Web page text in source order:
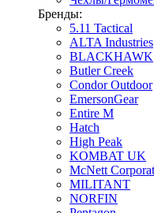
Бренды:
5.11 Tactical
ALTA Industries
BLACKHAWK
Butler Creek
Condor Outdoor
EmersonGear
Entire M
Hatch
High Peak
KOMBAT UK
McNett
MILITANT
NORFIN